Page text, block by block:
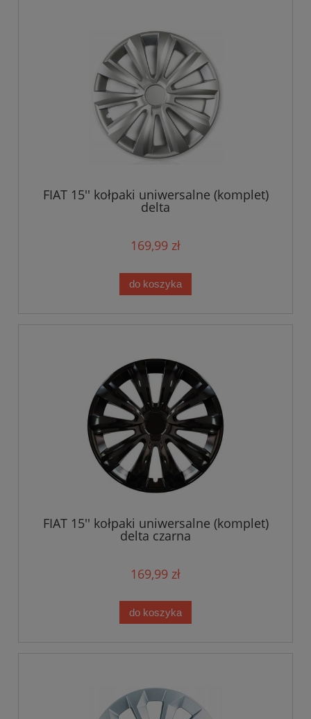
FIAT 15'' kołpaki uniwersalne (komplet)
delta
169,99 zł
do koszyka
FIAT 15'' kołpaki uniwersalne (komplet)
delta czarna
169,99 zł
do koszyka